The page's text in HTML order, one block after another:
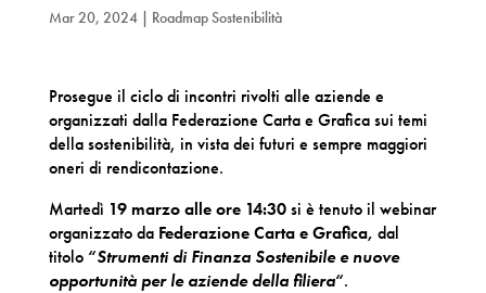
Mar 20, 2024| Roadmap Sostenibilità
Prosegue il ciclo di incontri rivolti alle aziende e
organizzati dalla Federazione Carta e Grafica sui temi
della sostenibilità, in vista dei futuri e sempre maggiori
oneri di rendicontazione.
Martedì 19 marzo alle ore 14:30si è tenuto il webinar
organizzato da Federazione Carta e Grafica, dal
titolo“Strumenti di Finanza Sostenibile e nuove
opportunità per le aziende della filiera“.